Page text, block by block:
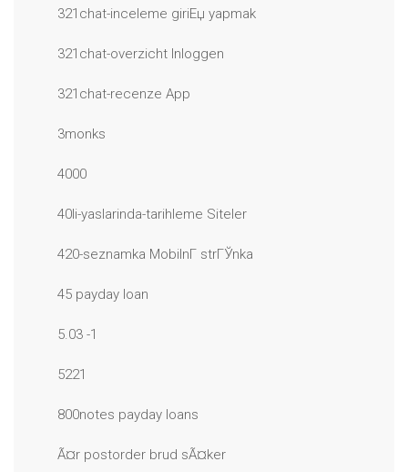
321chat-inceleme giriЕџ yapmak
321chat-overzicht Inloggen
321chat-recenze App
3monks
4000
40li-yaslarinda-tarihleme Siteler
420-seznamka MobilnГ­ strГЎnka
45 payday loan
5.03 -1
5221
800notes payday loans
Ã¤r postorder brud sÃ¤ker